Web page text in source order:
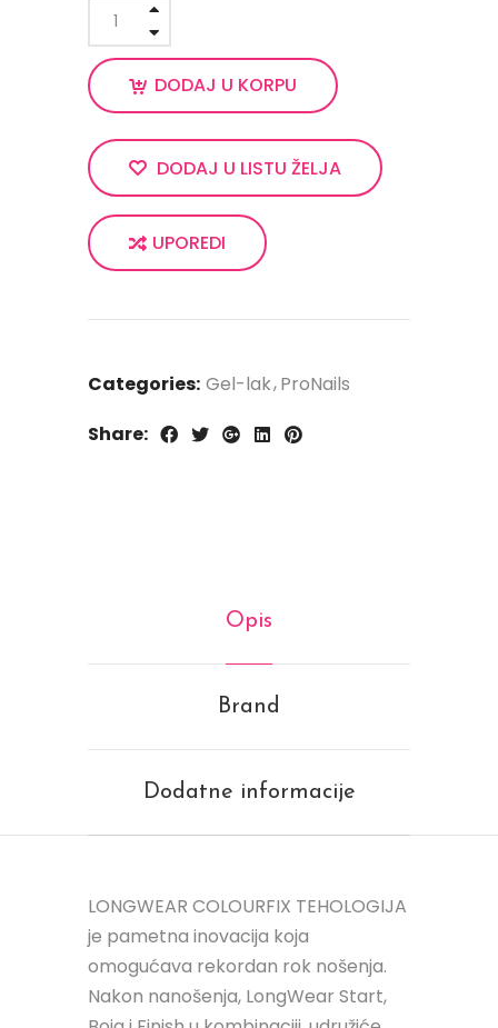
DODAJ U KORPU
DODAJ U LISTU ŽELJA
UPOREDI
Categories: Gel-lak ProNails
Share:
Opis
Brand
Dodatne informacije
LONGWEAR COLOURFIX TEHOLOGIJA
je pametna inovacija koja
omogućava rekordan rok nošenja.
Nakon nanošenja, LongWear Start,